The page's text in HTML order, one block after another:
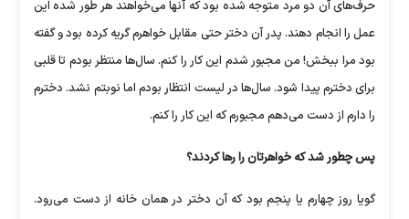
حرف‌های ‏آن دو مرد متوجه شده بود که آنها می‌خواهند هر طور شده این
عمل را انجام ‏دهند. پدر آن دختر حتی مقابل خواهرم گریه کرده بود و گفته
بود مرا ببخش! ‏من مجبور شدم این کار را کنم. سال‌ها منتظر بودم تا قلبی
برای دخترم پیدا شود. ‏سال‌ها در لیست انتظار بودم اما نوبتم نشد. دخترم
را دارم از دست می‌دهم ‏مجبورم که این کار را کنم.
پس چطور شد که خواهرتان را رها کردند؟
گویا روز چهارم یا پنجم بود که آن دختر در همان خانه از دست می‌رود.